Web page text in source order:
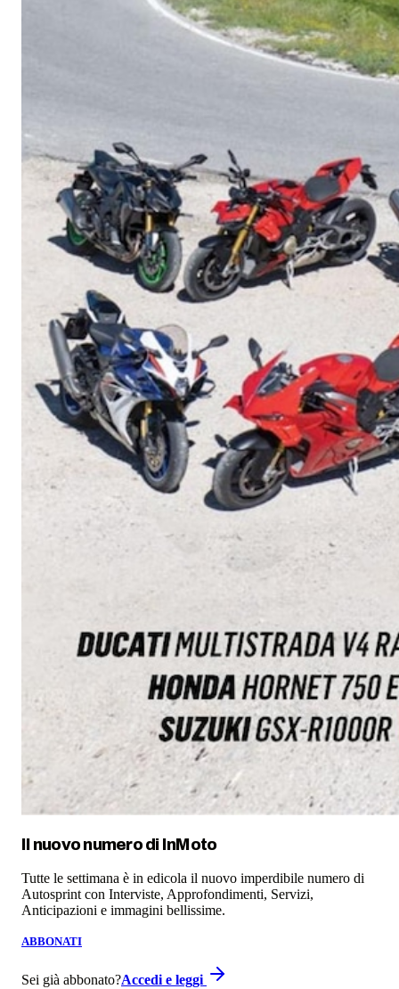
Il nuovo numero di InMoto
Tutte le settimana è in edicola il nuovo imperdibile numero di
Autosprint con Interviste, Approfondimenti, Servizi,
Anticipazioni e immagini bellissime.
ABBONATI
Sei già abbonato?Accedi e leggi